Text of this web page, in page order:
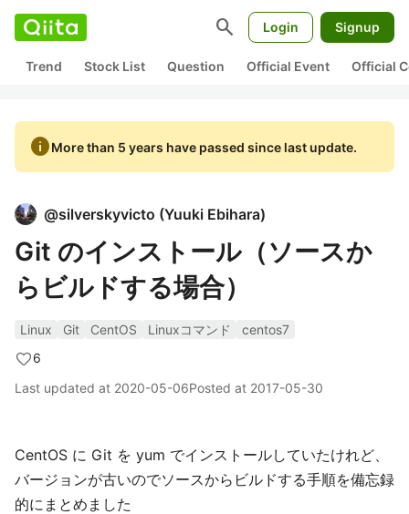
search Login Signup
Trend Stock List Question Official Event Official
infoMore than 5 years have passed since last update.
@silverskyvicto (Yuuki Ebihara)
Git のインストール（ソースか
らビルドする場合）
Linux Git CentOS Linuxコマンド
centos7
6
Last updated at 2020-05-06Posted at 2017-05-30
CentOS に Git を yum でインストールしていたけれど、
バージョンが古いのでソースからビルドする手順を備忘録
的にまとめました